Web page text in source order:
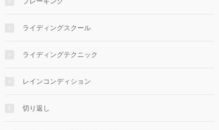
ライディングスクール
ライディングテクニック
レインコンディション
切り返し